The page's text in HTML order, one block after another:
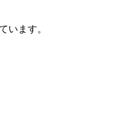
います。